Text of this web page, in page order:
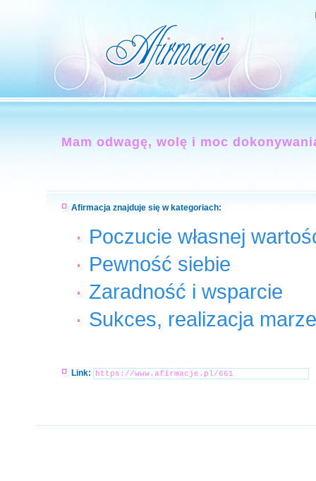
Mam odwagę, wolę i moc
Afirmacja znajduje się w kategoriach:
Poczucie własnej
Pewność siebie
Zaradność i wsparcie
Sukces, realizacja
Link: